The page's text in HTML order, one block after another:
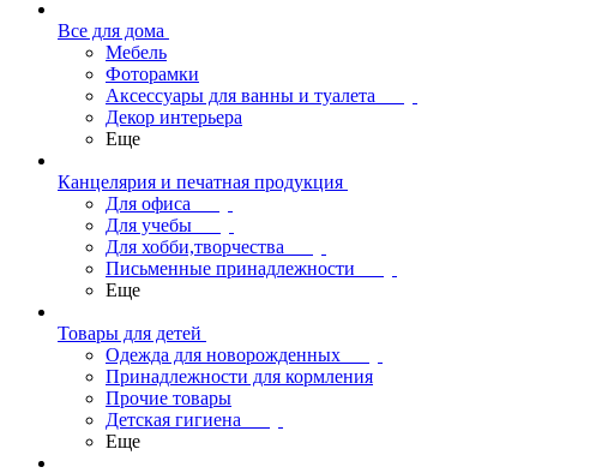
Все для дома
Мебель
Фоторамки
Аксессуары для ванны и туалета
Декор интерьера
Еще
Канцелярия и печатная продукция
Для офиса
Для учебы
Для хобби,творчества
Письменные принадлежности
Еще
Товары для детей
Одежда для новорожденных
Принадлежности для кормления
Прочие товары
Детская гигиена
Еще